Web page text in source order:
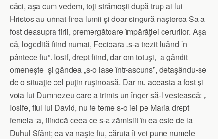
căci, aşa cum vedem, toţi strămoşii după trup ai lui
Hristos au urmat firea lumii şi doar singură naşterea Sa a
fost deasupra firii, premergătoare împărăţiei cerurilor. Aşa
că, logodită fiind numai, Fecioara „s-a trezit luând în
pântece fiu”. Iosif, drept fiind, dar om totuşi, a gândit
omeneşte şi gândea „s-o lase într-ascuns”, detaşându-se
de o situaţie cel puţin ruşinoasă. Dar nu aceasta a fost şi
voia lui Dumnezeu care a trimis un înger să-l vestească: „
Iosife, fiul lui David, nu te teme s-o iei pe Maria drept
femeia ta, fiindcă ceea ce s-a zămislit în ea este de la
Duhul Sfânt; ea va naşte fiu, căruia îi vei pune numele